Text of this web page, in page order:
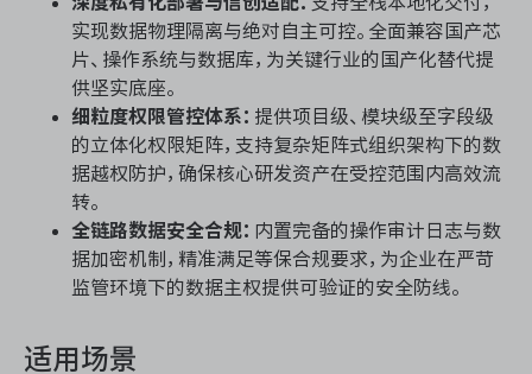
实现数据物理隔离与绝对自主可控。全面兼容国产芯
片、操作系统与数据库，为关键行业的国产化替代提
供坚实底座。
细粒度权限管控体系： 提供项目级、模块级至字段级
的立体化权限矩阵，支持复杂矩阵式组织架构下的数
据越权防护，确保核心研发资产在受控范围内高效流
转。
全链路数据安全合规： 内置完备的操作审计日志与数
据加密机制，精准满足等保合规要求，为企业在严苛
监管环境下的数据主权提供可验证的安全防线。
适用场景